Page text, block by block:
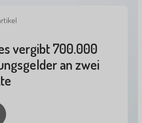
vergibt 700.000
an zwei